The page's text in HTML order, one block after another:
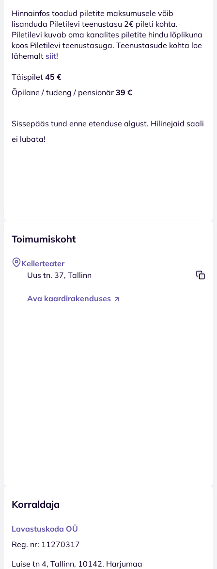
Hinnainfos toodud piletite maksumusele võib
lisanduda Piletilevi teenustasu 2€ pileti kohta.
Piletilevi kuvab oma kanalites piletite hindu lõplikuna
koos Piletilevi teenustasuga. Teenustasude kohta loe
lähemalt siit!
Täispilet 45 €
Õpilane / tudeng / pensionär 39 €
Sissepääs tund enne etenduse algust. Hilinejaid saali
ei lubata!
Toimumiskoht
Kellerteater
Uus tn. 37, Tallinn
Ava kaardirakenduses
Korraldaja
Lavastuskoda OÜ
Reg. nr: 11270317
Luise tn 4, Tallinn, 10142, Harjumaa